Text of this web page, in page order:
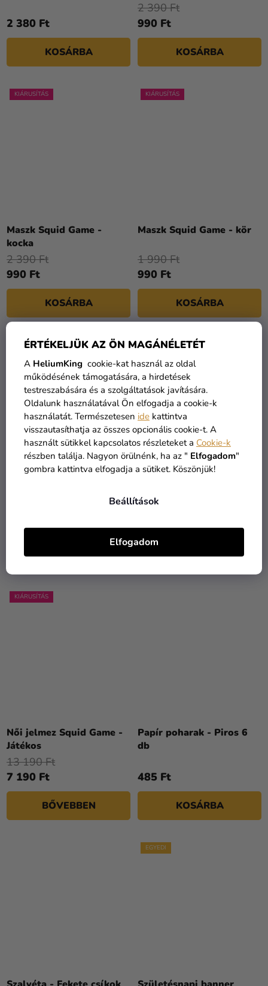
ÉRTÉKELJÜK AZ ÖN MAGÁNÉLETÉT
A HeliumKing cookie-kat használ az oldal
működésének támogatására, a hirdetések
testreszabására és a szolgáltatások javítására.
Oldalunk használatával Ön elfogadja a cookie-k
használatát. Természetesen ide kattintva
visszautasíthatja az összes opcionális cookie-t. A
használt sütikkel kapcsolatos részleteket a Cookie-k
részben találja. Nagyon örülnénk, ha az " Elfogadom"
gombra kattintva elfogadja a sütiket. Köszönjük!
Beállítások
Elfogadom
2 380 Ft
KOSÁRBA
990 Ft
2 390 Ft
KOSÁRBA
KIÁRUSÍTÁS
Maszk Squid Game -
kocka
990 Ft
2 390 Ft
KOSÁRBA
KIÁRUSÍTÁS
Maszk Squid Game - kör
990 Ft
1 990 Ft
KOSÁRBA
KIÁRUSÍTÁS
990 Ft
KOSÁRBA
KIÁRUSÍTÁS
felügyelő kocka
6 390 Ft
BŐVEBBEN
KIÁRUSÍTÁS
Női jelmez Squid Game -
Játékos
7 190 Ft
13 190 Ft
BŐVEBBEN
Papír poharak - Piros 6
db
485 Ft
KOSÁRBA
EGYEDI